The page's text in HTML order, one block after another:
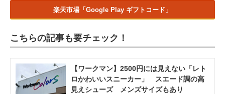
楽天市場「Google Play ギフトコード」
こちらの記事も要チェック！
【ワークマン】2500円には見えない「レト
ロかわいいスニーカー」 スエード調の高
見えシューズ メンズサイズもあり